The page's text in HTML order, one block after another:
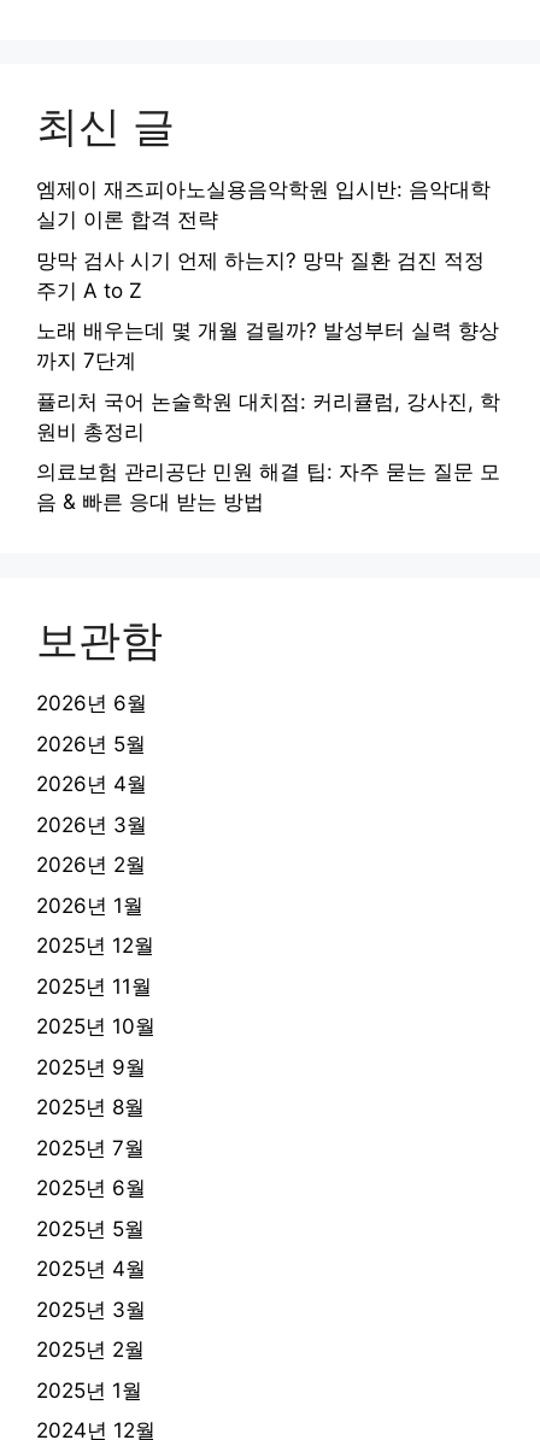
최신 글
엠제이 재즈피아노실용음악학원 입시반: 음악대학
실기 이론 합격 전략
망막 검사 시기 언제 하는지? 망막 질환 검진 적정
주기 A to Z
노래 배우는데 몇 개월 걸릴까? 발성부터 실력 향상
까지 7단계
퓰리처 국어 논술학원 대치점: 커리큘럼, 강사진, 학
원비 총정리
의료보험 관리공단 민원 해결 팁: 자주 묻는 질문 모
음 & 빠른 응대 받는 방법
보관함
2026년 6월
2026년 5월
2026년 4월
2026년 3월
2026년 2월
2026년 1월
2025년 12월
2025년 11월
2025년 10월
2025년 9월
2025년 8월
2025년 7월
2025년 6월
2025년 5월
2025년 4월
2025년 3월
2025년 2월
2025년 1월
2024년 12월